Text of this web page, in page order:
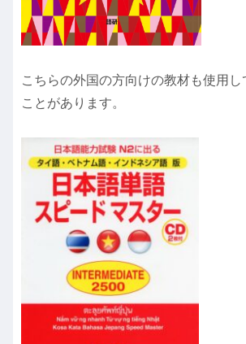
こちらの外国の方向けの教材も使用し
ことがあります。